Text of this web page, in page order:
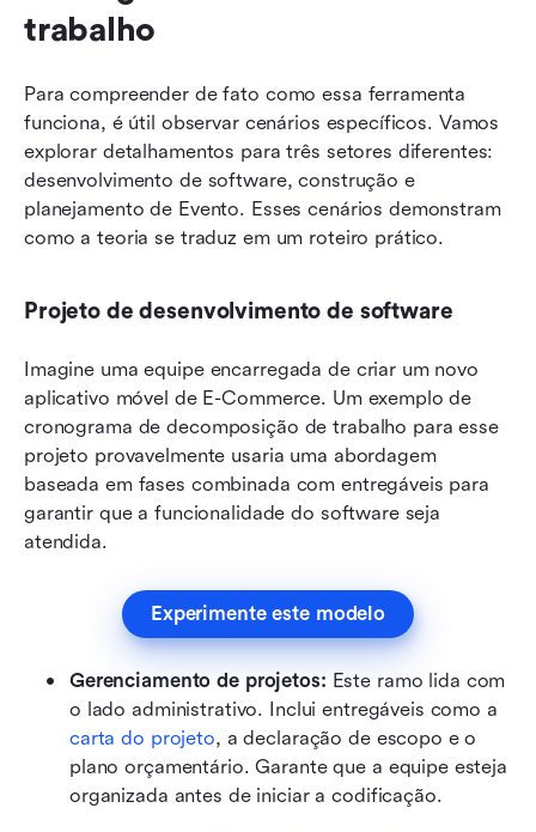
trabalho
Para compreender de fato como essa ferramenta
funciona, é útil observar cenários específicos. Vamos
explorar detalhamentos para três setores diferentes:
desenvolvimento de software, construção e
planejamento de Evento. Esses cenários demonstram
como a teoria se traduz em um roteiro prático.
Projeto de desenvolvimento de software
Imagine uma equipe encarregada de criar um novo
aplicativo móvel de E-Commerce. Um exemplo de
cronograma de decomposição de trabalho para esse
projeto provavelmente usaria uma abordagem
baseada em fases combinada com entregáveis para
garantir que a funcionalidade do software seja
atendida.
Experimente este modelo
Gerenciamento de projetos: Este ramo lida com
carta do projeto, a declaração de escopo e o
plano orçamentário. Garante que a equipe esteja
organizada antes de iniciar a codificação.